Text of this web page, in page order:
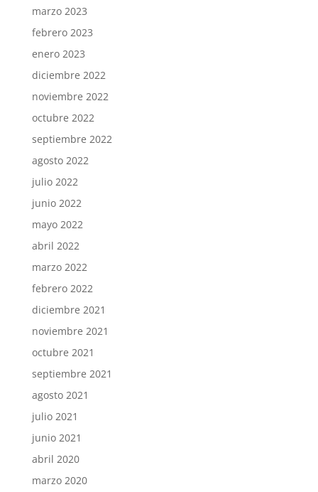
marzo 2023
febrero 2023
enero 2023
diciembre 2022
noviembre 2022
octubre 2022
septiembre 2022
agosto 2022
julio 2022
junio 2022
mayo 2022
abril 2022
marzo 2022
febrero 2022
diciembre 2021
noviembre 2021
octubre 2021
septiembre 2021
agosto 2021
julio 2021
junio 2021
abril 2020
marzo 2020